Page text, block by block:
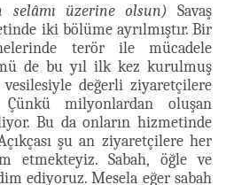
selâmı üzerine olsun) Savaş
iki bölüme ayrılmıştır. Bir
terör ile mücadele
de bu yıl ilk kez kurulmuş
değerli ziyaretçilere
milyonlardan oluşan
Bu da onların hizmetinde
şu an ziyaretçilere her
etmekteyiz. Sabah, öğle ve
ediyoruz. Mesela eğer sabah